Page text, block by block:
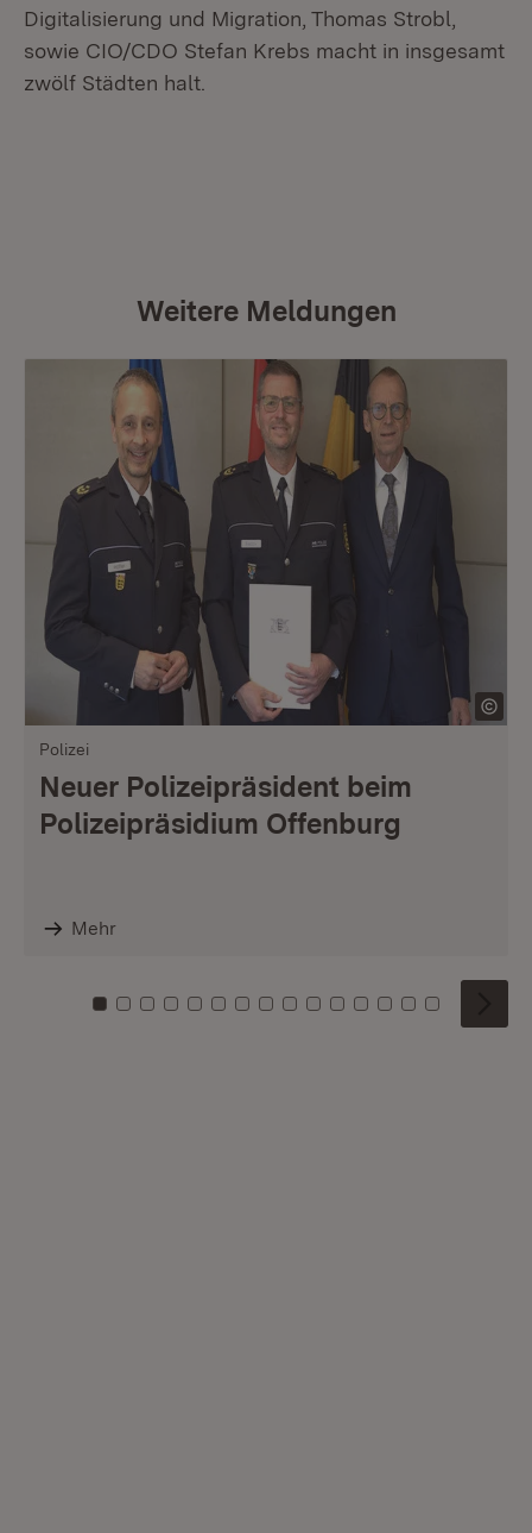
Digitalisierung und Migration, Thomas Strobl,
sowie CIO/CDO Stefan Krebs macht in insgesamt
zwölf Städten halt.
Weitere Meldungen
Polizei
Neuer Polizeipräsident beim
Polizeipräsidium Offenburg
Mehr
Zu Kachel: 0
Zu Kachel: 1
Zu Kachel: 2
Zu Kachel: 3
Zu Kachel: 4
Zu Kachel: 5
Zu Kachel: 6
Zu Kachel: 7
Zu Kachel: 8
Zu Kachel: 9
Zu Kachel: 10
Zu Kachel: 11
Zu Kachel: 12
Zu Kachel:
Zu